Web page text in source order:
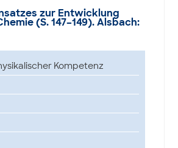
zur Entwicklung
(S. 147–149). Alsbach:
Kompetenz